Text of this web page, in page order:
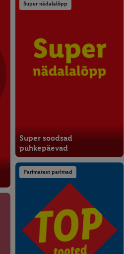
Super nädalalõpp
Super soodsad
puhkepäevad
Parimatest parimad